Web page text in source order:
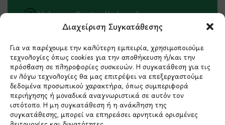
Διαχείριση Συγκατάθεσης
Για να παρέχουμε την καλύτερη εμπειρία, χρησιμοποιούμε
τεχνολογίες όπως cookies για την αποθήκευση ή/και την
πρόσβαση σε πληροφορίες συσκευών. Η συγκατάθεση για τις
εν λόγω τεχνολογίες θα μας επιτρέψει να επεξεργαστούμε
δεδομένα προσωπικού χαρακτήρα, όπως συμπεριφορά
περιήγησης ή μοναδικά αναγνωριστικά σε αυτόν τον
ιστότοπο. Η μη συγκατάθεση ή η ανάκληση της
συγκατάθεσης, μπορεί να επηρεάσει αρνητικά ορισμένες
Holargos Center (Ισόγειο)
Λ.Περικλέους 56,
210 6522282
info@ypografi.com